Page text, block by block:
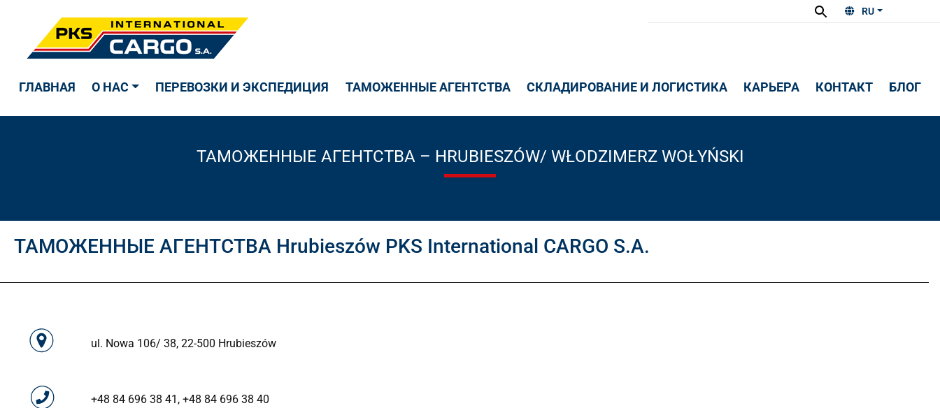
RU
ГЛАВНАЯ О НАС ПЕРЕВОЗКИ И ЭКСПЕДИЦИЯ ТАМОЖЕННЫЕ АГЕНТСТВА СКЛАДИРОВАНИЕ И ЛОГИСТИКА КАРЬЕРА КОНТАКТ БЛОГ
ТАМОЖЕННЫЕ АГЕНТСТВА – HRUBIESZÓW/ WŁODZIMERZ WOŁYŃSKI
ТАМОЖЕННЫЕ АГЕНТСТВА Hrubieszów PKS International CARGO S.A.
ul. Nowa 106/ 38, 22-500 Hrubieszów
+48 84 696 38 41 , +48 84 696 38 40